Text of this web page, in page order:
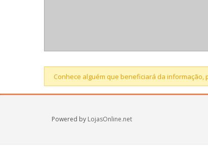
Conhece alguém que beneficiará da
Powered by LojasOnline.net